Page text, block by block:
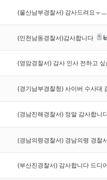
(울산남부경찰서) 감사드려요ㅜ
(인천남동경찰서)감사합니다
(영암경찰서) 감사 인사 전하고 싶
(경기남부경찰청) 사이버 수사대
(경남진해경찰서) 정말 감사합니
(경남의령경찰서) 경남의령 경찰
(부산진경찰서) 감사합니다 드디